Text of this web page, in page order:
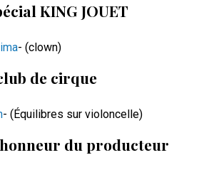
KING JOUET
- (clown)
de cirque
- (Équilibres sur violoncelle)
du producteur